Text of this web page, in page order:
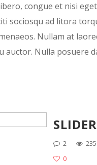
congue et nisi
sociosqu ad litora
Nullam at
auctor. Nulla posuere
2
0